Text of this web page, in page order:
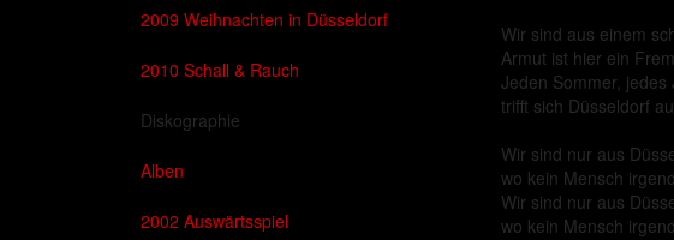
Wir sind aus einem
Armut ist hier ein
Jeden Sommer, jedes
trifft sich Düsseldorf
Wir sind nur aus
wo kein Mensch
Wir sind nur aus
wo kein Mensch
2009 Weihnachten in Düsseldorf
2010 Schall & Rauch
Diskographie
Alben
2002 Auswärtsspiel